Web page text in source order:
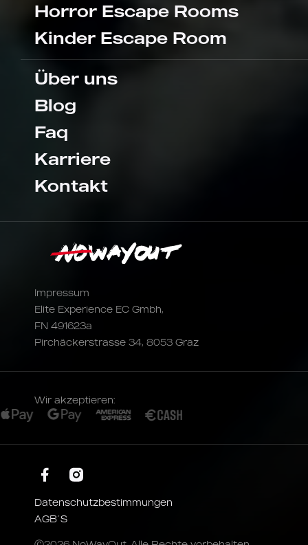
Impressum
Elite Experience EC Gmbh,
FN 491623a
Pirchäckerstrasse 34, 8053 Graz
Horror Escape Rooms
Kinder Escape Room
Über uns
Blog
Faq
Karriere
Kontakt
Wir akzeptieren:
Datenschutzbestimmungen
AGB´S